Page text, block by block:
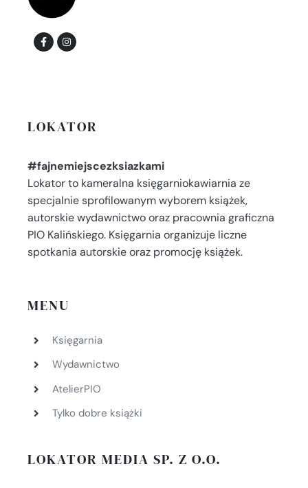
LOKATOR
#fajnemiejscezksiazkami
Lokator to kameralna księgarniokawiarnia ze
specjalnie sprofilowanym wyborem książek,
autorskie wydawnictwo oraz pracownia graficzna
PIO Kalińskiego. Księgarnia organizuje liczne
spotkania autorskie oraz promocję książek.
MENU
Księgarnia
Wydawnictwo
AtelierPIO
Tylko dobre książki
LOKATOR MEDIA SP. Z O.O.